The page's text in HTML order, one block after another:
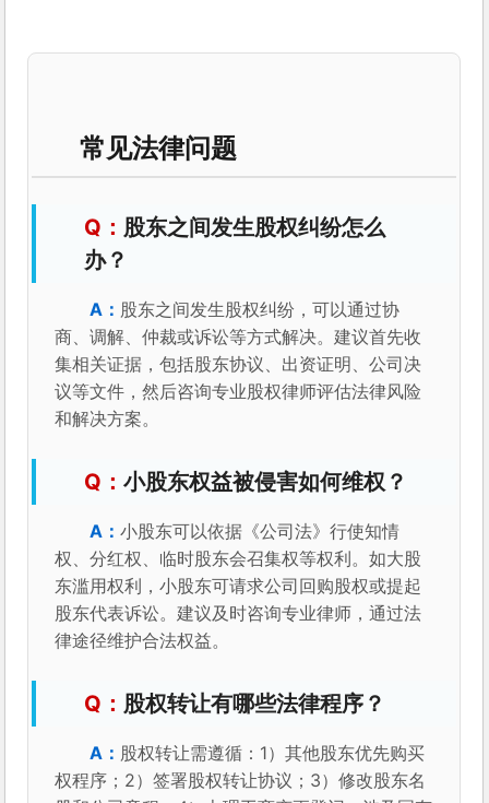
常见法律问题
股东之间发生股权纠纷怎么
办？
股东之间发生股权纠纷，可以通过协
商、调解、仲裁或诉讼等方式解决。建议首先收
集相关证据，包括股东协议、出资证明、公司决
议等文件，然后咨询专业股权律师评估法律风险
和解决方案。
小股东权益被侵害如何维权？
小股东可以依据《公司法》行使知情
权、分红权、临时股东会召集权等权利。如大股
东滥用权利，小股东可请求公司回购股权或提起
股东代表诉讼。建议及时咨询专业律师，通过法
律途径维护合法权益。
股权转让有哪些法律程序？
股权转让需遵循：1）其他股东优先购买
权程序；2）签署股权转让协议；3）修改股东名